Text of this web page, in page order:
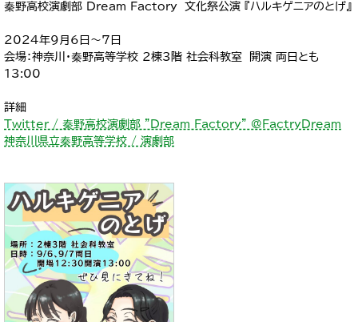
秦野高校演劇部 Dream Factory 文化祭公演 『ハルキゲニアのとげ』
2024年9月6日～7日
会場：神奈川・秦野高等学校 2棟3階 社会科教室 開演 両日とも
13:00
詳細
Twitter / 秦野高校演劇部 "Dream Factory" @FactryDream
神奈川県立秦野高等学校 / 演劇部